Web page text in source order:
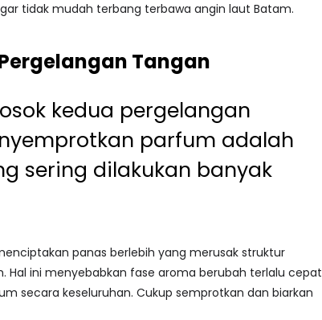
tidak mudah terbang terbawa angin laut Batam.
Tangan
kedua pergelangan
parfum adalah
sering dilakukan banyak
panas berlebih yang merusak struktur
Hal ini menyebabkan fase aroma berubah terlalu cepat
secara keseluruhan. Cukup semprotkan dan biarkan